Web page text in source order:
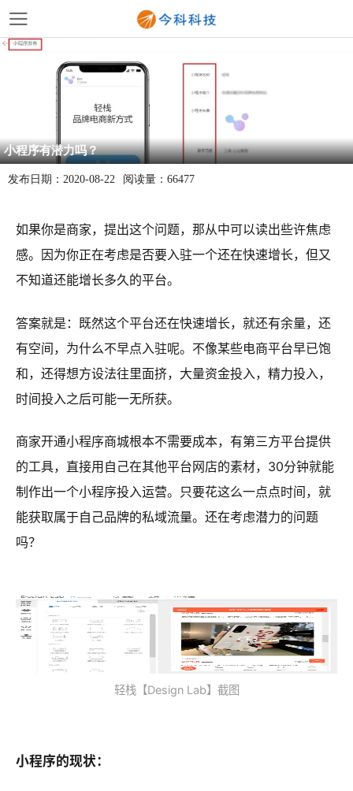
小程序有潜力吗？
发布日期： 2020-08-22 阅读量： 66477
如果你是商家，提出这个问题，那从中可以读出些许焦虑
感。因为你正在考虑是否要入驻一个还在快速增长，但又
不知道还能增长多久的平台。
答案就是：既然这个平台还在快速增长，就还有余量，还
有空间，为什么不早点入驻呢。不像某些电商平台早已饱
和，还得想方设法往里面挤，大量资金投入，精力投入，
时间投入之后可能一无所获。
商家开通小程序商城根本不需要成本，有第三方平台提供
的工具，直接用自己在其他平台网店的素材，30分钟就能
制作出一个小程序投入运营。只要花这么一点点时间，就
能获取属于自己品牌的私域流量。还在考虑潜力的问题
吗？
轻栈【Design Lab】截图
小程序的现状：